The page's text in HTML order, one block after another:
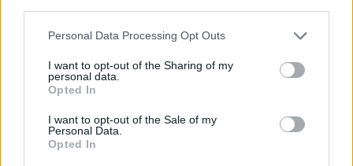
Personal Data Processing Opt Outs
I want to opt-out of the Sharing of my
personal data.
Opted In
I want to opt-out of the Sale of my
Personal Data.
Opted In
μία κοινωνία ανθρώπων το έχει έφτιαξε. Η μυθική
Φραγκογιαννού του Αλέξανδρου Παπαδιαμάντη
Η Φόνισσα
, 1903) κατασκευάστηκε από μία
πατριαρχική κοινωνία όπου η γυναίκα ήταν ή
να τα “σώσει”. Η Ρούλα Πισπιρίγκου, μεγάλωσε